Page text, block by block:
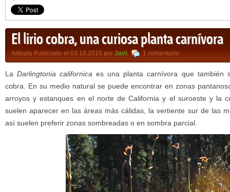
El lirio cobra, una curiosa planta carnívora
Artículo Publicado el 03.10.2015 por Javi, 1 comentario
LaDarlingtonia californica es una planta carnívora que también
cobra. En su medio natural se puede encontrar en zonas
arroyos y estanques en el norte de California y el suroeste y la
suelen aparecer en las áreas más cálidas, la vertiente sur de las
así suelen preferir zonas sombreadas o en sombra parcial.